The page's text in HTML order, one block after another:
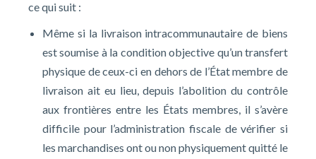
ce qui suit :
Même si la livraison intracommunautaire de biens
est soumise à la condition objective qu’un transfert
physique de ceux-ci en dehors de l’État membre de
livraison ait eu lieu, depuis l’abolition du contrôle
aux frontières entre les États membres, il s’avère
difficile pour l’administration fiscale de vérifier si
les marchandises ont ou non physiquement quitté le